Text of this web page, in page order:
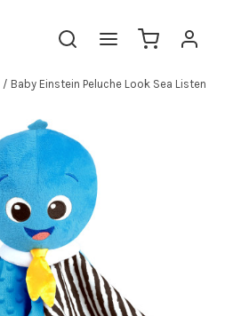
/ Baby Einstein Peluche Look Sea Listen